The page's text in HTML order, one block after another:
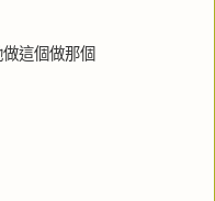
這個做那個